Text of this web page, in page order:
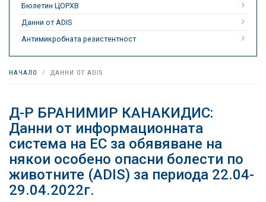
Бюлетин ЦОРХВ
Данни от ADIS
Антимикробната резистентност
НАЧАЛО ДАННИ ОТ ADIS
Д-Р БРАНИМИР КАНАКИДИС:
Данни от информационната
система на ЕС за обявяване на
някои особено опасни болести по
животните (ADIS) за периода 22.04-
29.04.2022г.